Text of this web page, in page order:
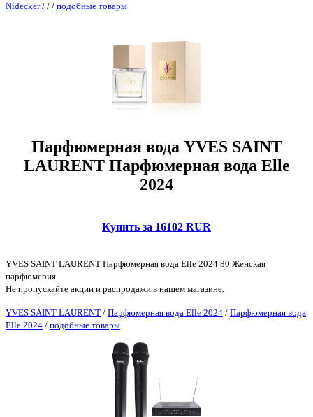
Nidecker/ / / подобные товары
Парфюмерная вода YVES SAINT
LAURENT Парфюмерная вода Elle
2024
Купить за 16102 RUR
YVES SAINT LAURENT Парфюмерная вода Elle 2024 80 Женская
парфюмерия
Не пропускайте акции и распродажи в нашем магазине.
YVES SAINT LAURENT / Парфюмерная вода Elle 2024 / Парфюмерная вода
Elle 2024 / подобные товары